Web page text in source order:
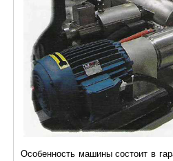
Особенность машины состоит в